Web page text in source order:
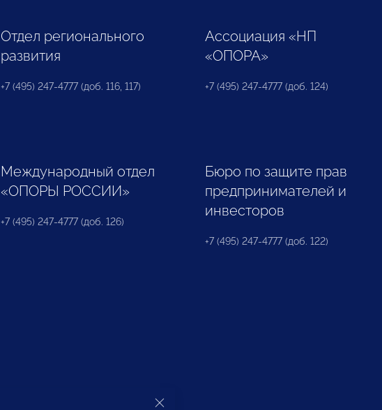
Отдел регионального
развития
+7 (495) 247-4777 (доб. 116, 117)
Ассоциация «НП
«ОПОРА»
+7 (495) 247-4777 (доб. 124)
Международный отдел
«ОПОРЫ РОССИИ»
+7 (495) 247-4777 (доб. 126)
Бюро по защите прав
предпринимателей и
инвесторов
+7 (495) 247-4777 (доб. 122)